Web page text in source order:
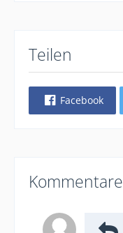
Teilen
Facebook
Kommentare